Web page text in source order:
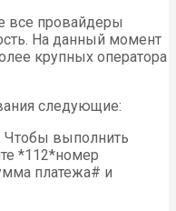
все провайдеры
На данный момент
крупных оператора
следующие:
Чтобы выполнить
*112*номер
платежа# и